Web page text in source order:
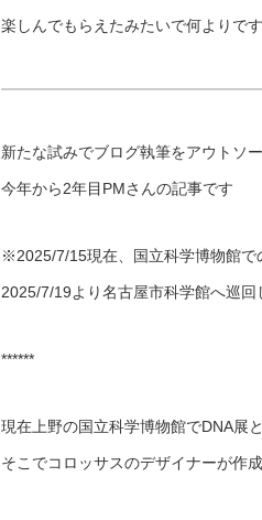
楽しんでもらえたみたいで何よりです
新たな試みでブログ執筆をアウトソ
今年から2年目PMさんの記事です
※2025/7/15現在、国立科学博物館で
2025/7/19より名古屋市科学館へ巡回
******
現在上野の国立科学博物館でDNA展
そこでコロッサスのデザイナーが作